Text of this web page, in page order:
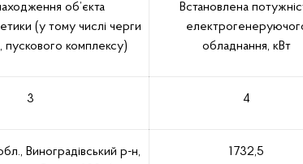
об’єкта
(у тому числі черги
пускового комплексу)
Встановлена
обладнання, кВт
3 4
Виноградівський р-н,
1732,5